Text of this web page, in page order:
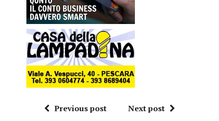
Previous post Next post